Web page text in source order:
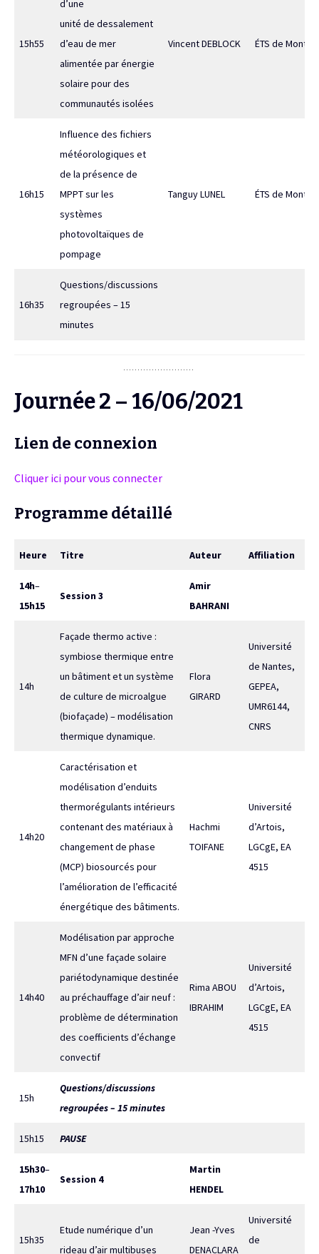
15h55
d’une
unité de dessalement
d’eau de mer
alimentée par énergie
solaire pour des
communautés isolées
Vincent DEBLOCK ÉTS de
16h15
Influence des fichiers
météorologiques et
de la présence de
MPPT sur les
systèmes
photovoltaïques de
pompage
Tanguy LUNEL ÉTS de
16h35
Questions/discussions
regroupées – 15
minutes
Journée 2 – 16/06/2021
Lien de connexion
Cliquer ici pour vous connecter
Programme détaillé
Heure Titre Auteur Affiliation
14h–
15h15
Session 3
Amir
BAHRANI
14h
Façade thermo active :
symbiose thermique entre
un bâtiment et un système
de culture de microalgue
(biofaçade) – modélisation
thermique dynamique.
Flora
GIRARD
Université
de Nantes,
GEPEA,
UMR6144,
CNRS
14h20
Caractérisation et
modélisation d’enduits
thermorégulants intérieurs
contenant des matériaux à
changement de phase
(MCP) biosourcés pour
l’amélioration de l’efficacité
énergétique des bâtiments.
Hachmi
TOIFANE
Université
d’Artois,
LGCgE, EA
4515
14h40
Modélisation par approche
MFN d’une façade solaire
pariétodynamique destinée
au préchauffage d’air neuf :
problème de détermination
des coefficients d’échange
convectif
Rima ABOU
IBRAHIM
Université
d’Artois,
LGCgE, EA
4515
15h
Questions/discussions
regroupées – 15 minutes
15h15 PAUSE
15h30–
17h10
Session 4
Martin
HENDEL
15h35
Etude numérique d’un
rideau d’air multibuses
Jean -Yves
DENACLARA
Université
de